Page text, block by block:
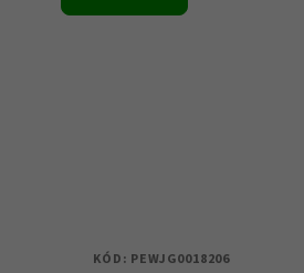
KÓD: PEWJG0018206